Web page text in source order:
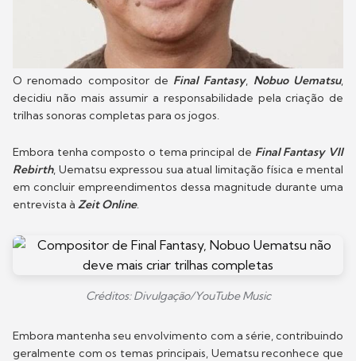
O renomado compositor de Final Fantasy, Nobuo Uematsu,
decidiu não mais assumir a responsabilidade pela criação de
trilhas sonoras completas para os jogos.
Embora tenha composto o tema principal de Final Fantasy VII
Rebirth, Uematsu expressou sua atual limitação física e mental
em concluir empreendimentos dessa magnitude durante uma
entrevista à Zeit Online.
Créditos: Divulgação/YouTube Music
Embora mantenha seu envolvimento com a série, contribuindo
geralmente com os temas principais, Uematsu reconhece que